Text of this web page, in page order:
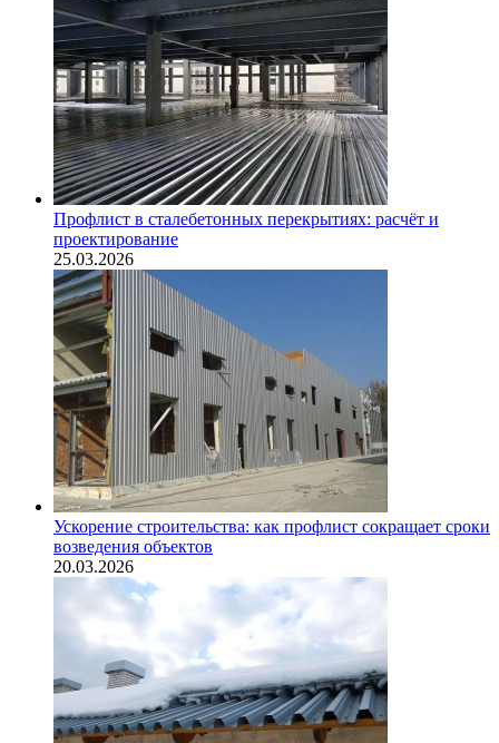
Профлист в сталебетонных перекрытиях: расчёт и
проектирование
25.03.2026
Ускорение строительства: как профлист сокращает сроки
возведения объектов
20.03.2026